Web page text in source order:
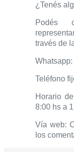
¿Tenés
Podés
través de
Whatsapp:
Teléfono
Horario
8:00 hs a
Vía web:
los